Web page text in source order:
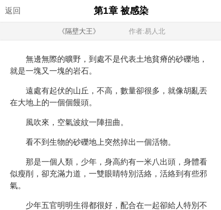
返回 第1章 被感染
《隔壁大王》 作者:易人北
無邊無際的曠野，到處不是代表土地貧瘠的砂礫地，
就是一塊又一塊的岩石。
遠處有起伏的山丘，不高，數量卻很多，就像胡亂丟
在大地上的一個個饅頭。
風吹來，空氣波紋一陣扭曲。
看不到生物的砂礫地上突然掉出一個活物。
那是一個人類，少年，身高約有一米八出頭，身體看
似瘦削，卻充滿力道，一雙眼睛特別活絡，活絡到有些邪
氣。
少年五官明明生得都很好，配合在一起卻給人特別不